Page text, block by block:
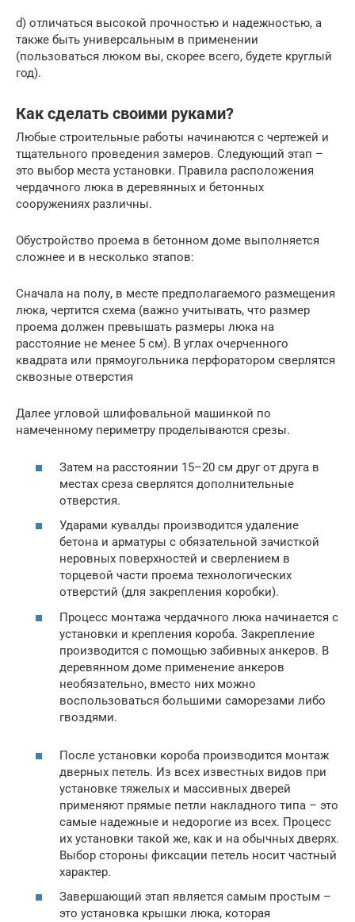
d) отличаться высокой прочностью и надежностью, а
также быть универсальным в применении
(пользоваться люком вы, скорее всего, будете круглый
год).
Как сделать своими руками?
Любые строительные работы начинаются с чертежей и
тщательного проведения замеров. Следующий этап –
это выбор места установки. Правила расположения
чердачного люка в деревянных и бетонных
сооружениях различны.
Обустройство проема в бетонном доме выполняется
сложнее и в несколько этапов:
Сначала на полу, в месте предполагаемого размещения
люка, чертится схема (важно учитывать, что размер
проема должен превышать размеры люка на
расстояние не менее 5 см). В углах очерченного
квадрата или прямоугольника перфоратором сверлятся
сквозные отверстия
Далее угловой шлифовальной машинкой по
намеченному периметру проделываются срезы.
Затем на расстоянии 15–20 см друг от друга в
местах среза сверлятся дополнительные
отверстия.
Ударами кувалды производится удаление
бетона и арматуры с обязательной зачисткой
неровных поверхностей и сверлением в
торцевой части проема технологических
отверстий (для закрепления коробки).
Процесс монтажа чердачного люка начинается с
установки и крепления короба. Закрепление
производится с помощью забивных анкеров. В
деревянном доме применение анкеров
необязательно, вместо них можно
воспользоваться большими саморезами либо
гвоздями.
После установки короба производится монтаж
дверных петель. Из всех известных видов при
установке тяжелых и массивных дверей
применяют прямые петли накладного типа – это
самые надежные и недорогие из всех. Процесс
их установки такой же, как и на обычных дверях.
Выбор стороны фиксации петель носит частный
характер.
Завершающий этап является самым простым –
это установка крышки люка, которая